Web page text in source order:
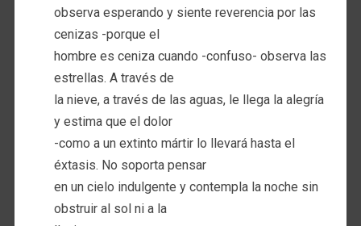
observa esperando y siente reverencia por las
cenizas -porque el
hombre es ceniza cuando -confuso- observa las
estrellas. A través de
la nieve, a través de las aguas, le llega la alegría
y estima que el dolor
-como a un extinto mártir lo llevará hasta el
éxtasis. No soporta pensar
en un cielo indulgente y contempla la noche sin
obstruir al sol ni a la